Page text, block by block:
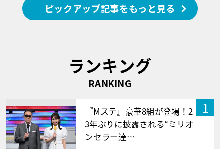
ピックアップ記事をもっと見る
ランキング
RANKING
1
『Mステ』豪華8組が登場！2
3年ぶりに披露される“ミリオ
ンセラー達…